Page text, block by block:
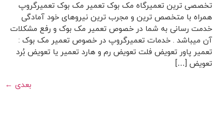
تخصصی ترین تعمیرگاه مک بوک تعمیر مک بوک تعمیرگروپ
همراه با متخصص ترین و مجرب ترین نیروهای خود آمادگی
خدمت رسانی به شما در خصوص تعمیر مک بوک و رفع مشکلات
آن میباشد . خدمات تعمیرگروپ در خصوص تعمیر مک بوک :
تعمیر پاور تعویض فلت تعویض رم و هارد تعمیر یا تعویض بُرد
تعویض […]
بعدی ←